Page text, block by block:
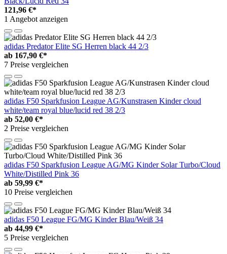
121,96 €*
1 Angebot anzeigen
adidas Predator Elite SG Herren black 44 2/3
ab 167,90 €*
7 Preise vergleichen
adidas F50 Sparkfusion League AG/Kunstrasen Kinder cloud
white/team royal blue/lucid red 38 2/3
ab 52,00 €*
2 Preise vergleichen
adidas F50 Sparkfusion League AG/MG Kinder Solar Turbo/Cloud
White/Distilled Pink 36
ab 59,99 €*
10 Preise vergleichen
adidas F50 League FG/MG Kinder Blau/Weiß 34
ab 44,99 €*
5 Preise vergleichen